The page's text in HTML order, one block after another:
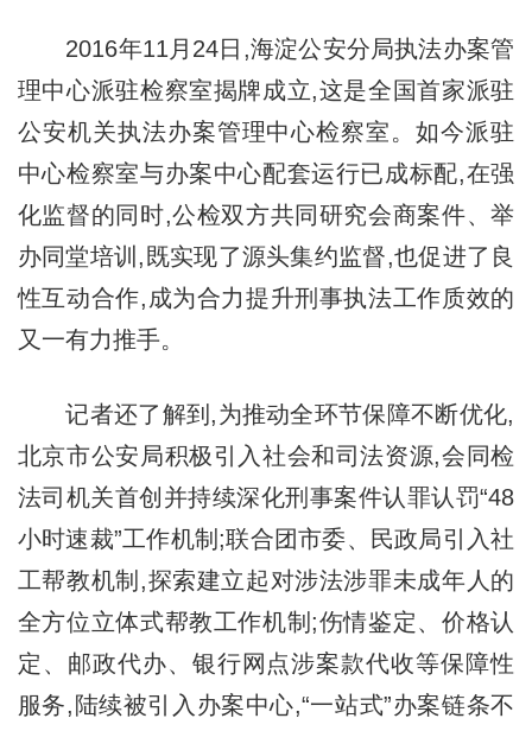
2016年11月24日,海淀公安分局执法办案管
理中心派驻检察室揭牌成立,这是全国首家派驻
公安机关执法办案管理中心检察室。如今派驻
中心检察室与办案中心配套运行已成标配,在强
化监督的同时,公检双方共同研究会商案件、举
办同堂培训,既实现了源头集约监督,也促进了良
性互动合作,成为合力提升刑事执法工作质效的
又一有力推手。
记者还了解到,为推动全环节保障不断优化,
北京市公安局积极引入社会和司法资源,会同检
法司机关首创并持续深化刑事案件认罪认罚“48
小时速裁”工作机制;联合团市委、民政局引入社
工帮教机制,探索建立起对涉法涉罪未成年人的
全方位立体式帮教工作机制;伤情鉴定、价格认
定、邮政代办、银行网点涉案款代收等保障性
服务,陆续被引入办案中心,“一站式”办案链条不